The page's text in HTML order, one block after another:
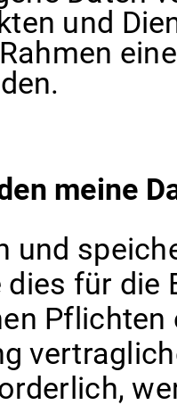
und
meine
und
dies für